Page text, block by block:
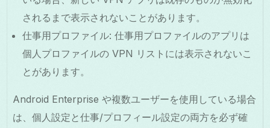
されるまで表示されないことがあります。
仕事用プロファイル: 仕事用プロファイルのアプリは
個人プロファイルの VPN リストには表示されないこ
とがあります。
Android Enterprise や複数ユーザーを使用している場合
は、個人設定と仕事/プロフィール設定の両方を必ず確